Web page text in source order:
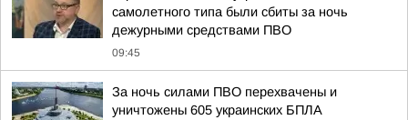
самолетного типа были сбиты за ночь
дежурными средствами ПВО
09:45
За ночь силами ПВО перехвачены и
уничтожены 605 украинских БПЛА